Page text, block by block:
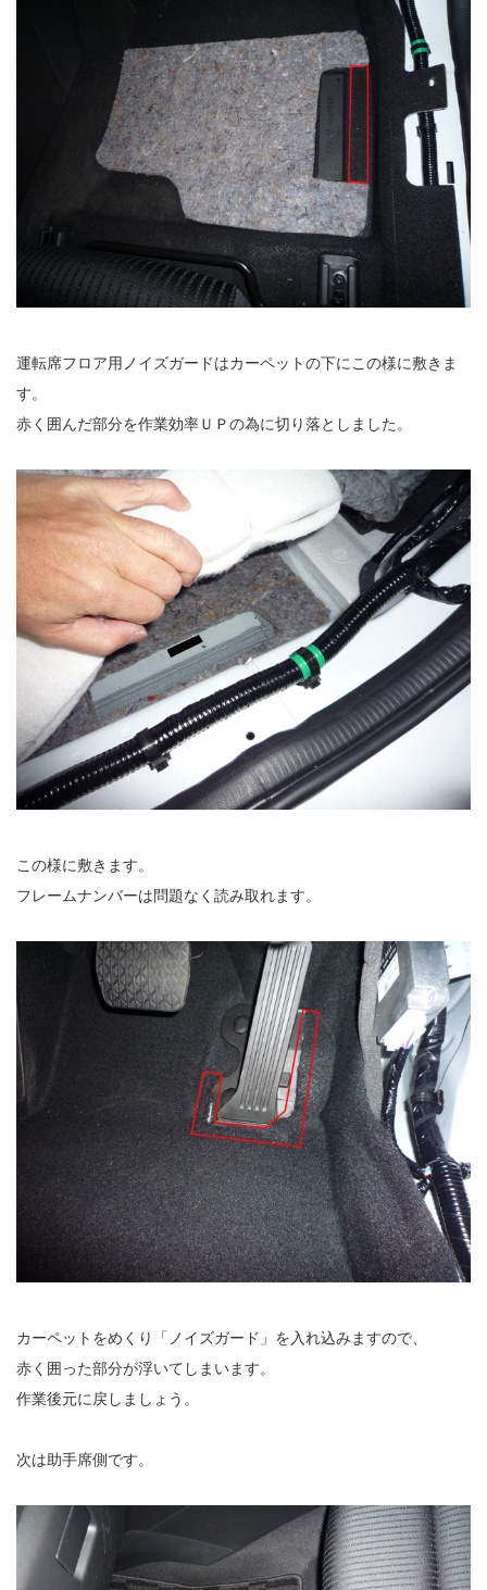
運転席フロア用ノイズガードはカーペットの下にこの様に敷きま
す。
赤く囲んだ部分を作業効率ＵＰの為に切り落としました。
この様に敷きます。
フレームナンバーは問題なく読み取れます。
カーペットをめくり「ノイズガード」を入れ込みますので、
赤く囲った部分が浮いてしまいます。
作業後元に戻しましょう。
次は助手席側です。